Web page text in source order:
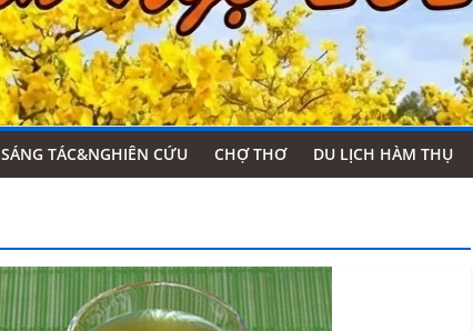
SÁNG TÁC&NGHIÊN CỨU CHỢ THƠ DU LỊCH HÀM THỤ